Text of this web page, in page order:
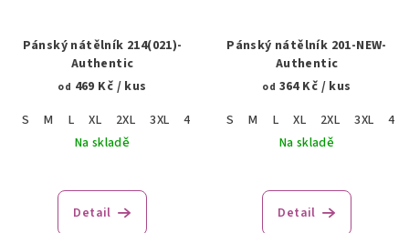
Pánský nátělník 214(021)-
Authentic
od 469 Kč / kus
S
M L XL 2XL 3XL 4XL
5XL
Na skladě
Detail
Pánský nátělník 201-NEW-
Authentic
od 364 Kč / kus
S
M L XL 2XL 3XL
4XL
Na skladě
Detail